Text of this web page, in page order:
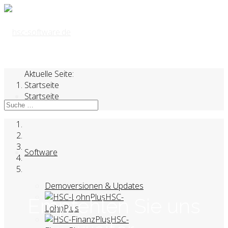
Startseite
Software
Demoversionen & Updates
HSC-
LohnPlus
HSC-
Aktuelle Seite:
Startseite
Empfehlen Sie uns